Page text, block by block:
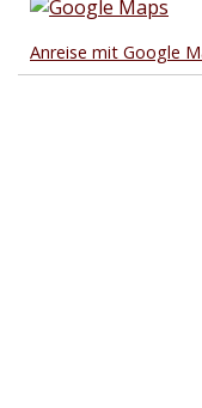
Anreise mit Google